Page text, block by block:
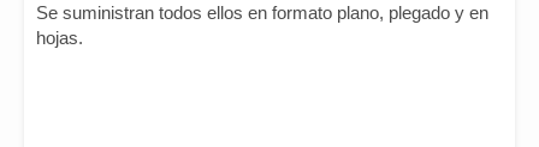
Se suministran todos ellos en formato plano, plegado y en
hojas.